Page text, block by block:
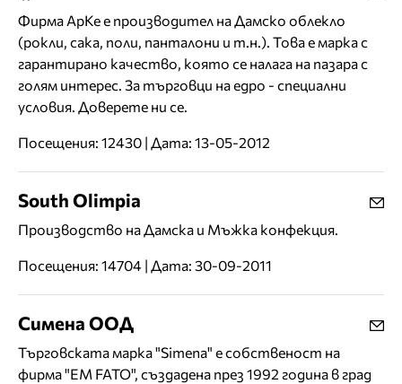
Фирма АрКе е производител на Дамско облекло
(рокли, сака, поли, панталони и т.н.). Това е марка с
гарантирано качество, която се налага на пазара с
голям интерес. За търговци на едро - специални
условия. Доверете ни се.
Посещения: 12430 | Дата: 13-05-2012
South Olimpia
Производство на Дамска и Мъжка конфекция.
Посещения: 14704 | Дата: 30-09-2011
Симена ООД
Търговската марка "Simena" е собственост на
фирма "EM FATO", създадена през 1992 година в град